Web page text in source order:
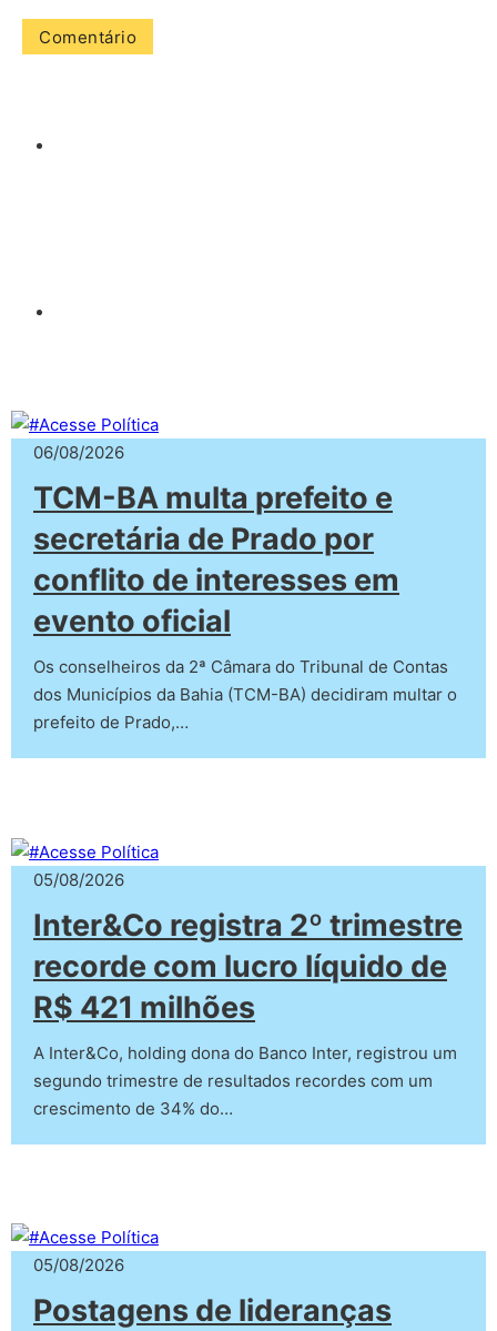
06/08/2026
TCM-BA multa prefeito e
secretária de Prado por
conflito de interesses em
evento oficial
Os conselheiros da 2ª Câmara do Tribunal de Contas
dos Municípios da Bahia (TCM-BA) decidiram multar o
prefeito de Prado,…
05/08/2026
Inter&Co registra 2º trimestre
recorde com lucro líquido de
R$ 421 milhões
A Inter&Co, holding dona do Banco Inter, registrou um
segundo trimestre de resultados recordes com um
crescimento de 34% do…
05/08/2026
Postagens de lideranças